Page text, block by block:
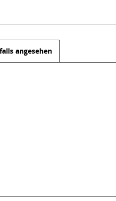
angesehen